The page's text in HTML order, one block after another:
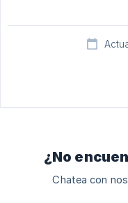
¿No
Chatea con